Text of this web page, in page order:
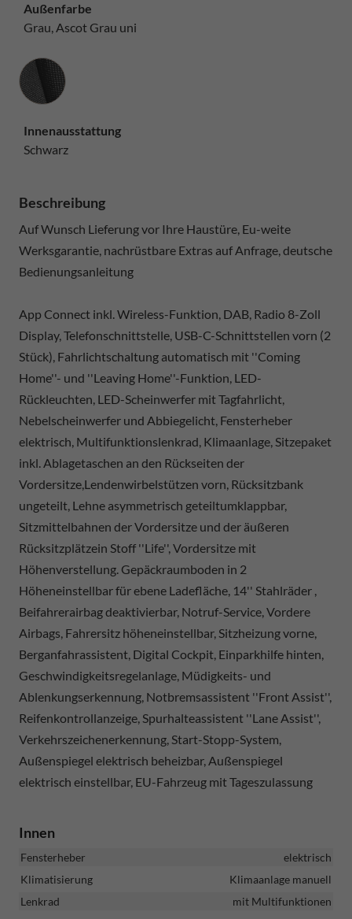
Außenfarbe
Grau, Ascot Grau uni
Innenausstattung
Innenausstattung
Schwarz
Beschreibung
Auf Wunsch Lieferung vor Ihre Haustüre, Eu-weite
Werksgarantie, nachrüstbare Extras auf Anfrage, deutsche
Bedienungsanleitung
App Connect inkl. Wireless-Funktion, DAB, Radio 8-Zoll
Display, Telefonschnittstelle, USB-C-Schnittstellen vorn (2
Stück), Fahrlichtschaltung automatisch mit ''Coming
Home''- und ''Leaving Home''-Funktion, LED-
Rückleuchten, LED-Scheinwerfer mit Tagfahrlicht,
Nebelscheinwerfer und Abbiegelicht, Fensterheber
elektrisch, Multifunktionslenkrad, Klimaanlage, Sitzepaket
inkl. Ablagetaschen an den Rückseiten der
Vordersitze,Lendenwirbelstützen vorn, Rücksitzbank
ungeteilt, Lehne asymmetrisch geteiltumklappbar,
Sitzmittelbahnen der Vordersitze und der äußeren
Rücksitzplätzein Stoff ''Life'', Vordersitze mit
Höhenverstellung. Gepäckraumboden in 2
Höheneinstellbar für ebene Ladefläche, 14'' Stahlräder ,
Beifahrerairbag deaktivierbar, Notruf-Service, Vordere
Airbags, Fahrersitz höheneinstellbar, Sitzheizung vorne,
Berganfahrassistent, Digital Cockpit, Einparkhilfe hinten,
Geschwindigkeitsregelanlage, Müdigkeits- und
Ablenkungserkennung, Notbremsassistent ''Front Assist'',
Reifenkontrollanzeige, Spurhalteassistent ''Lane Assist'',
Verkehrszeichenerkennung, Start-Stopp-System,
Außenspiegel elektrisch beheizbar, Außenspiegel
elektrisch einstellbar, EU-Fahrzeug mit Tageszulassung
Innen
Fensterheber
elektrisch
Klimatisierung
Klimaanlage manuell
Lenkrad
mit Multifunktionen